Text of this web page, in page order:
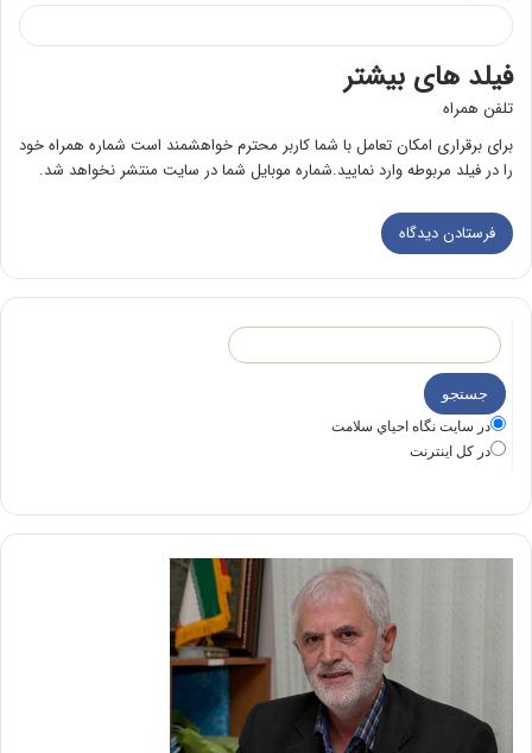
فیلد های بیشتر
تلفن همراه
برای برقراری امکان تعامل با شما کاربر محترم خواهشمند است شماره همراه خود
را در فیلد مربوطه وارد نمایید.شماره موبایل شما در سایت منتشر نخواهد شد.